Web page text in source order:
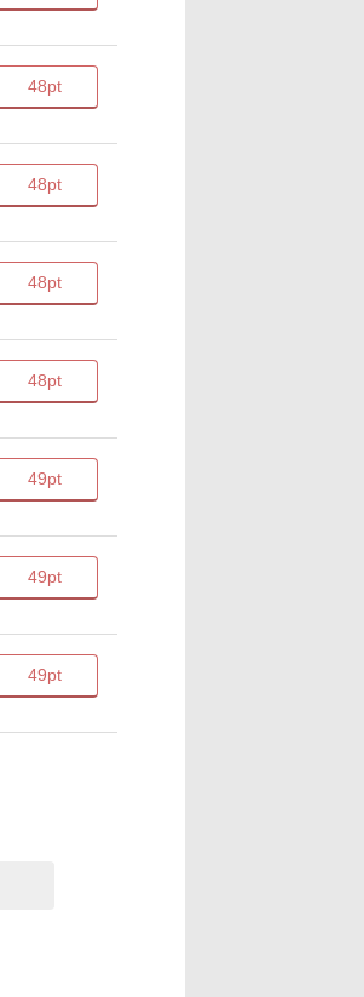
48pt
48pt
48pt
48pt
49pt
49pt
49pt